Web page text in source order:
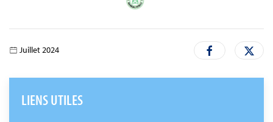
Juillet 2024
LIENS UTILES